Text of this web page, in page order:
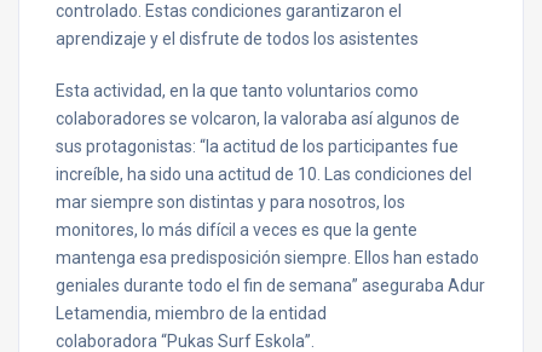
controlado. Estas condiciones garantizaron el
aprendizaje y el disfrute de todos los asistentes
Esta actividad, en la que tanto voluntarios como
colaboradores se volcaron, la valoraba así algunos de
sus protagonistas: “la actitud de los participantes fue
increíble, ha sido una actitud de 10. Las condiciones del
mar siempre son distintas y para nosotros, los
monitores, lo más difícil a veces es que la gente
mantenga esa predisposición siempre. Ellos han estado
geniales durante todo el fin de semana” aseguraba Adur
Letamendia, miembro de la entidad
colaboradora “Pukas Surf Eskola”.